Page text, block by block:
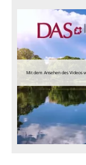
Mit dem Ansehen des Videos